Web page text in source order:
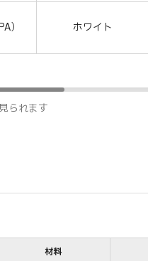
） ホワイト
られます
材料